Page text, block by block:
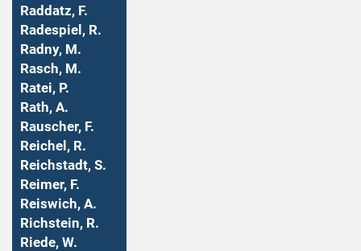
Raddatz, F.
Radespiel, R.
Radny, M.
Rasch, M.
Ratei, P.
Rath, A.
Rauscher, F.
Reichel, R.
Reichstadt, S.
Reimer, F.
Reiswich, A.
Richstein, R.
Riede, W.